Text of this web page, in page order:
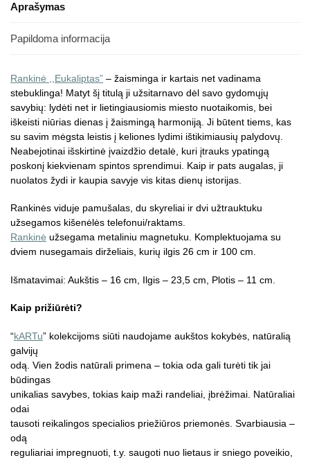
Aprašymas
Papildoma informacija
Rankinė ,,Eukaliptas” – žaisminga ir kartais net vadinama
stebuklinga! Matyt šį titulą ji užsitarnavo dėl savo gydomųjų
savybių: lydėti net ir lietingiausiomis miesto nuotaikomis, bei
iškeisti niūrias dienas į žaismingą harmoniją. Ji būtent tiems, kas
su savim mėgsta leistis į keliones lydimi ištikimiausių palydovų.
Neabejotinai išskirtinė įvaizdžio detalė, kuri įtrauks ypatingą
poskonį kiekvienam spintos sprendimui. Kaip ir pats augalas, ji
nuolatos žydi ir kaupia savyje vis kitas dienų istorijas.
Rankinės viduje pamušalas, du skyreliai ir dvi užtrauktuku
užsegamos kišenėlės telefonui/raktams.
Rankinė užsegama metaliniu magnetuku. Komplektuojama su
dviem nusegamais dirželiais, kurių ilgis 26 cm ir 100 cm.
Išmatavimai: Aukštis – 16 cm, Ilgis – 23,5 cm, Plotis – 11 cm.
Kaip prižiūrėti?
“kARTu” kolekcijoms siūti naudojame aukštos kokybės, natūralią
galvijų
odą. Vien žodis natūrali primena – tokia oda gali turėti tik jai
būdingas
unikalias savybes, tokias kaip maži randeliai, įbrėžimai. Natūraliai
odai
tausoti reikalingos specialios priežiūros priemonės. Svarbiausia –
odą
reguliariai impregnuoti, t.y. saugoti nuo lietaus ir sniego poveikio,